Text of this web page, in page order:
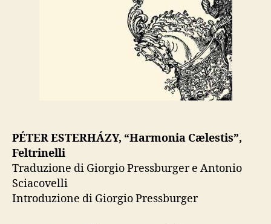
Cælestis”
PÉTER ESTERHÁZY, “Harmonia Cælestis”,
Feltrinelli
Traduzione di Giorgio Pressburger e Antonio
Sciacovelli
Introduzione di Giorgio Pressburger